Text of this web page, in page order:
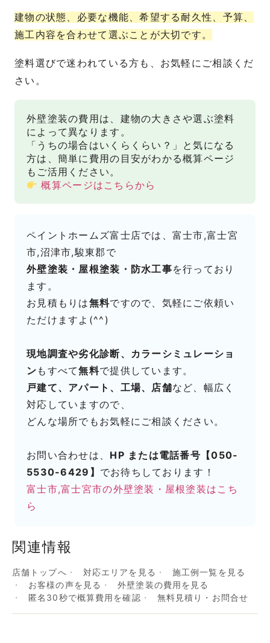
建物の状態、必要な機能、希望する耐久性、予算、
施工内容を合わせて選ぶことが大切です。
塗料選びで迷われている方も、お気軽にご相談くだ
さい。
外壁塗装の費用は、建物の大きさや選ぶ塗料
によって異なります。
「うちの場合はいくらくらい？」と気になる
方は、簡単に費用の目安がわかる概算ページ
もご活用ください。
概算ページはこちらから
ペイントホームズ富士店では、富士市,富士宮
市,沼津市,駿東郡で
外壁塗装・屋根塗装・防水工事を行っており
ます。
お見積もりは無料ですので、気軽にご依頼い
ただけますよ(^^)
現地調査や劣化診断、カラーシミュレーショ
ン もすべて無料で提供しています。
戸建て、アパート、工場、店舗など、幅広く
対応していますので、
どんな場所でもお気軽にご相談ください。
お問い合わせは、 HP または電話番号【050-
5530-6429】 でお待ちしております！
富士市,富士宮市の外壁塗装・屋根塗装はこち
ら
関連情報
店舗トップへ 対応エリアを見る
施工例一覧を見る
お客様の声を見る
外壁塗装の費用を見る
匿名30秒で概算費用を確認
無料見積り・お問合せ